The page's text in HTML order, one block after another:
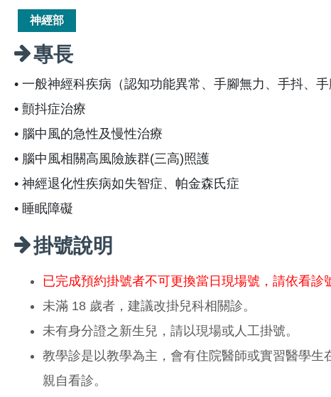
神經部
專長
• 一般神經科疾病（認知功能異常、手腳無力、手抖、
• 顫抖症治療
• 腦中風的急性及慢性治療
• 腦中風相關高風險族群(三高)照護
• 神經退化性疾病如失智症、帕金森氏症
• 睡眠障礙
掛號說明
已完成預約掛號者不可更換當日現場號，請依看診
未滿 18 歲者，建議改掛兒科相關診。
未有身分證之新生兒，請以現場或人工掛號。
教學診是以教學為主，會有住院醫師或實習醫學
親自看診。